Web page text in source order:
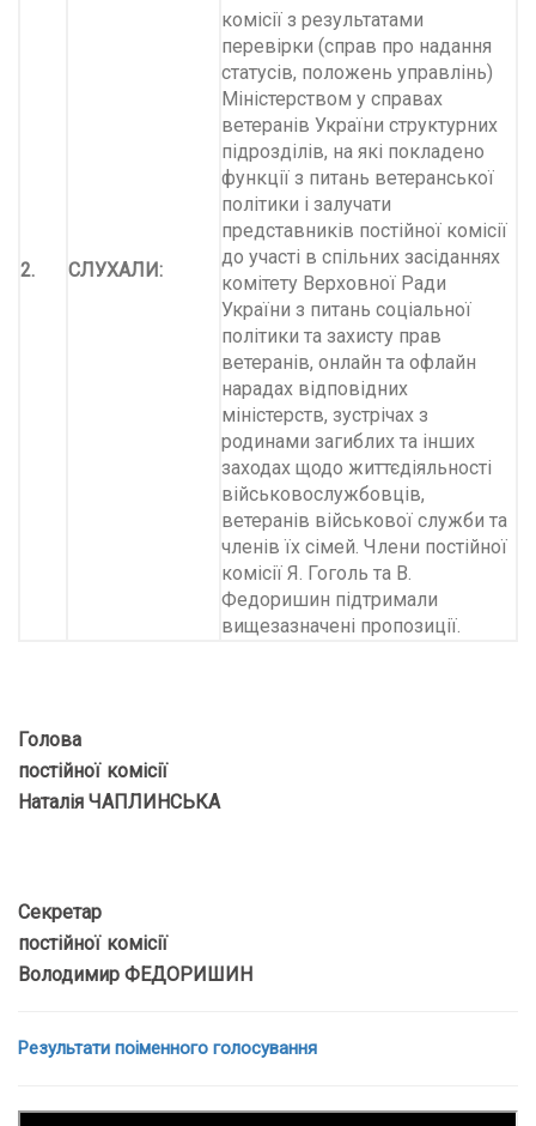
2. СЛУХАЛИ:
комісії з результатами
перевірки (справ про надання
статусів, положень управлінь)
Міністерством у справах
ветеранів України структурних
підрозділів, на які покладено
функції з питань ветеранської
політики і залучати
представників постійної комісії
до участі в спільних засіданнях
комітету Верховної Ради
України з питань соціальної
політики та захисту прав
ветеранів, онлайн та офлайн
нарадах відповідних
міністерств, зустрічах з
родинами загиблих та інших
заходах щодо життєдіяльності
військовослужбовців,
ветеранів військової служби та
членів їх сімей. Члени постійної
комісії Я. Гоголь та В.
Федоришин підтримали
вищезазначені пропозиції.
Голова
постійної комісії
Наталія ЧАПЛИНСЬКА
Секретар
постійної комісії
Володимир ФЕДОРИШИН
Результати поіменного голосування